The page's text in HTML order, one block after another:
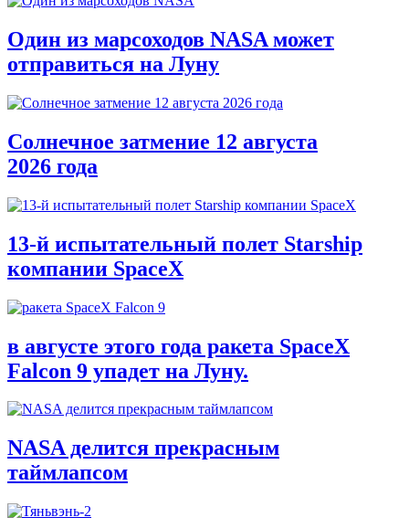
Один из марсоходов NASA может
отправиться на Луну
Солнечное затмение 12 августа
2026 года
13-й испытательный полет Starship
компании SpaceX
в августе этого года ракета SpaceX
Falcon 9 упадет на Луну.
NASA делится прекрасным
таймлапсом